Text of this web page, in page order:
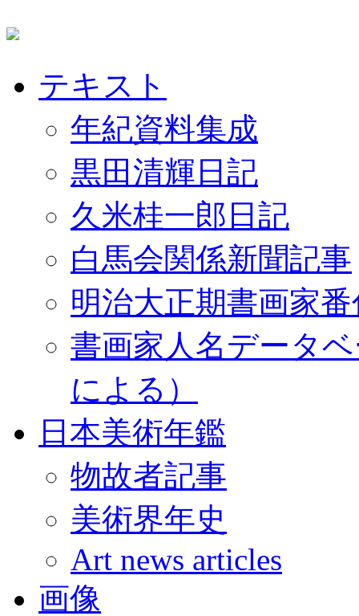
テキスト
年紀資料集成
黒田清輝日記
久米桂一郎日記
白馬会関係新聞記事
明治大正期書画家
書画家人名データ
による）
日本美術年鑑
物故者記事
美術界年史
Art news articles
画像